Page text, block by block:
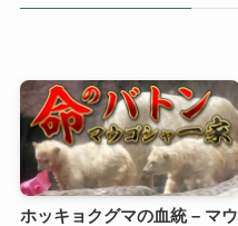
ホッキョクグマの血統 – マウ